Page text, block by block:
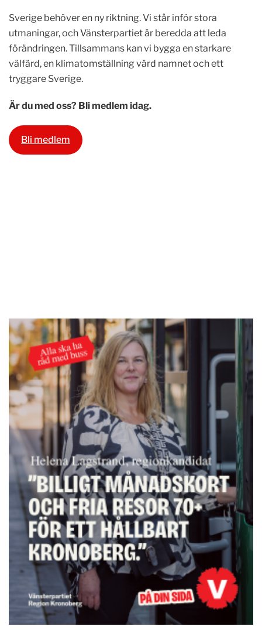
Sverige behöver en ny riktning. Vi står inför stora
utmaningar, och Vänsterpartiet är beredda att leda
förändringen. Tillsammans kan vi bygga en starkare
välfärd, en klimatomställning värd namnet och ett
tryggare Sverige.
Är du med oss? Bli medlem idag.
Bli medlem